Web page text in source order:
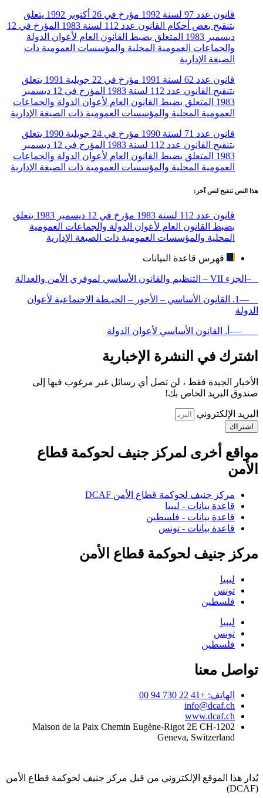
قانون عدد 97 لسنة 1992 مؤرخ في 26 أكتوبر 1992 يتعلق
بتنقيح بعض أحكام القانون عدد 112 لسنة 1983 المؤرخ في 12
ديسمبر 1983 المتعلق بضبط القانون العام لأعوان الدولة
والجماعات العمومية المحلية والمؤسسات العمومية ذات
الصبغة الإدارية
قانون عدد 62 لسنة 1991 مؤرخ في 22 جويلية 1991 يتعلق
بتنقيح القانون عدد 112 لسنة 1983 المؤرخ في 12 ديسمبر
1983 المتعلق بضبط القانون العام لأعوان الدولة والجماعات
العمومية المحلية والمؤسسات العمومية ذات الصبغة الإدارية
قانون عدد 71 لسنة 1990 مؤرخ في 24 جويلية 1990 يتعلق
بتنقيح القانون عدد 112 لسنة 1983 المؤرخ في 12 ديسمبر
1983 المتعلق بضبط القانون العام لأعوان الدولة والجماعات
العمومية المحلية والمؤسسات العمومية ذات الصبغة الإدارية
هذا النص تنقيح لنص آخر:
قانون عدد 112 لسنة 1983 مؤرخ في 12 ديسمبر 1983 يتعلق
بضبط القانون العام لأعوان الدولة والجماعات العمومية
المحلية والمؤسسات العمومية ذات الصبغة الإدارية
فهرس قاعدة البيانات
–الجزء VII – التنظيم والقانون الأساسي لموفري الأمن والعدالة
—1. القانون الأساسي – الأجور – الحيـطة الاجتماعية لأعوان
الدولة
—-أ. القانون الأساسي لأعوان الدولة
اشترك في النشرة الإخبارية
الأخبار الجيدة فقط ، لن تصل أي رسائل غير مرغوب فيها إلى
صندوق البريد الخاص بك!
البريد الإلكتروني
اشتراك
مواقع أخرى لمركز جنيف لحوكمة قطاع
الأمن
مركز جنيف لحوكمة قطاع الأمن DCAF
قاعدة بيانات - ليبيا
قاعدة بيانات - فلسطين
قاعدة بيانات - تونس
مركز جنيف لحوكمة قطاع الأمن
ليبيا
تونس
فلسطين
ليبيا
تونس
فلسطين
تواصل معنا
الهاتف: +41 22 730 94 00
info@dcaf.ch
www.dcaf.ch
Maison de la Paix Chemin Eugène-Rigot 2E CH-1202
Geneva, Switzerland
يُدار هذا الموقع الإلكتروني من قبل مركز جنيف لحوكمة قطاع الأمن
(DCAF)